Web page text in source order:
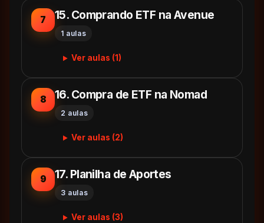
7 15. Comprando ETF na Avenue
1 aulas
Ver aulas (1)
8 16. Compra de ETF na Nomad
2 aulas
Ver aulas (2)
9 17. Planilha de Aportes
3 aulas
Ver aulas (3)